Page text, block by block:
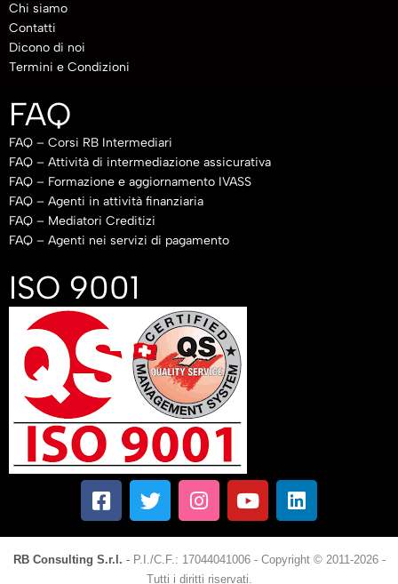
Chi siamo
Contatti
Dicono di noi
Termini e Condizioni
FAQ
FAQ – Corsi RB Intermediari
FAQ – Attività di intermediazione assicurativa
FAQ – Formazione e aggiornamento IVASS
FAQ – Agenti in attività finanziaria
FAQ – Mediatori Creditizi
FAQ – Agenti nei servizi di pagamento
ISO 9001
RB Consulting S.r.l. - P.I./C.F.: 17044041006 - Copyright © 2011-2026 -
Tutti i diritti riservati.